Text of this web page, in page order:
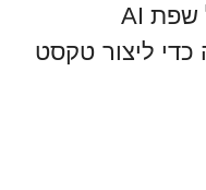
של OpenAI, הוא דגם של שפת AI
ליצור טקסט